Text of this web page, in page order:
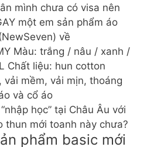
mình chưa có visa nên
một em sản phẩm áo
về
Màu: trắng / nâu / xanh /
Chất liệu: hun cotton
vải mềm, vải mịn, thoáng
và cổ áo
học” tại Châu Âu với
thun mới toanh này chưa?
phẩm basic mới